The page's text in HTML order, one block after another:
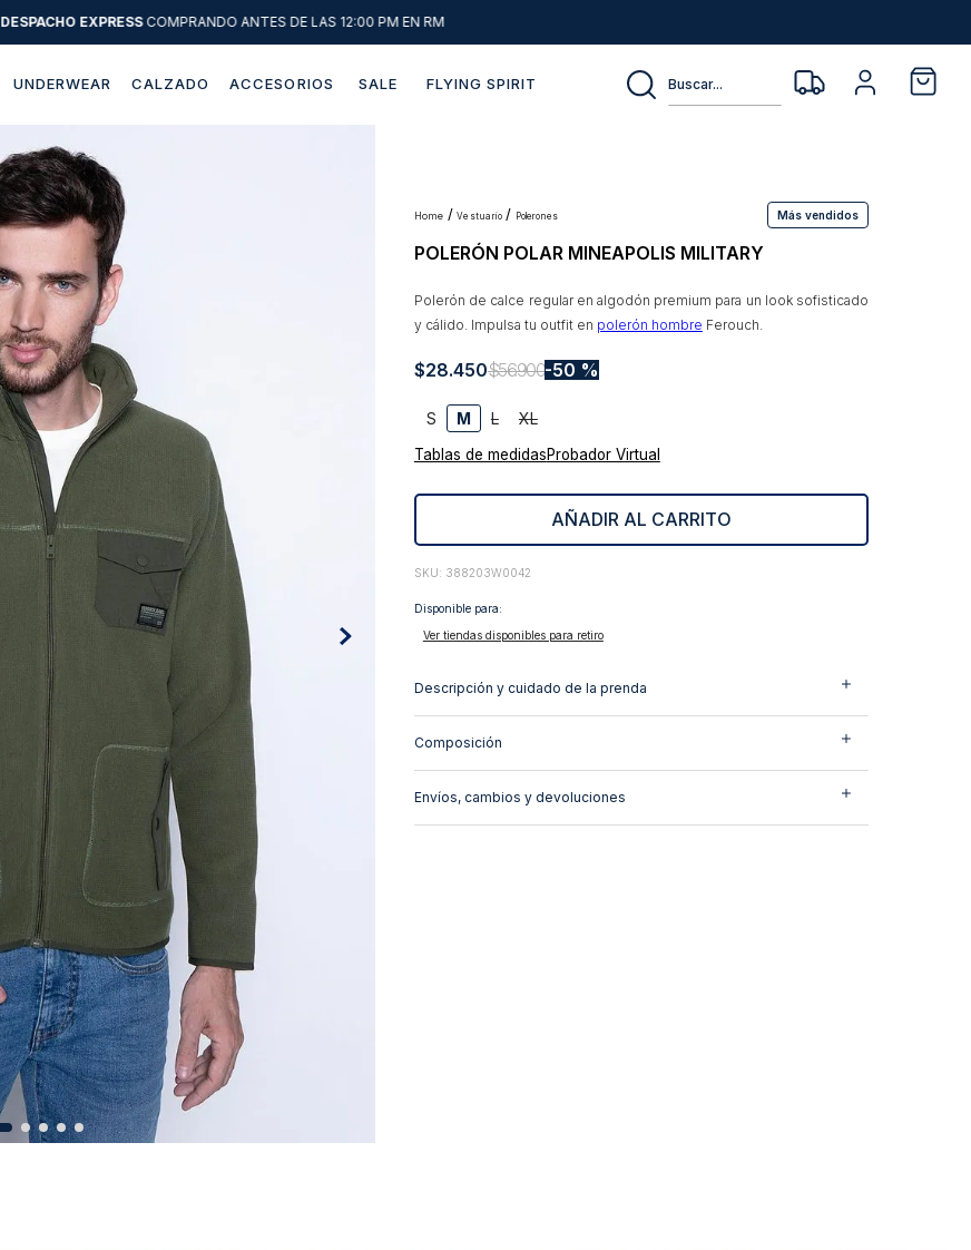
DESPACHO EXPRESSCOMPRANDO ANTES DE LAS 12:00 PM EN RM
UNDERWEAR CALZADO ACCESORIOS SALE FLYING SPIRIT
Buscar...
vestuario polerones Más vendidos
POLERÓN POLAR MINEAPOLIS MILITARY
Polerón de calce regular en algodón premium para un look sofisticado
y cálido. Impulsa tu outfit en polerón hombre Ferouch.
$28.450$56.900 50 %
S M L XL
Tablas de medidasProbador Virtual
AÑADIR AL CARRITO
: 388203W0042
Disponible para:
Ver tiendas disponibles para retiro
Descripción y cuidado de la prenda
Composición
Envíos, cambios y devoluciones
7
blazer
poleron
abrigo